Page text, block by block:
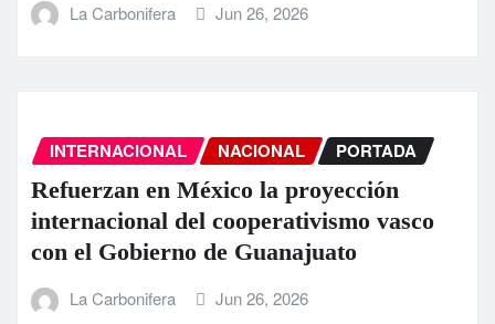
La Carbonifera Jun 26, 2026
INTERNACIONAL NACIONAL PORTADA
Refuerzan en México la proyección
internacional del cooperativismo vasco
con el Gobierno de Guanajuato
La Carbonifera Jun 26, 2026